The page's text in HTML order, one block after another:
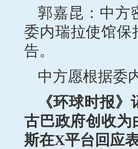
郭嘉昆：中方
委内瑞拉使馆保
告。
中方愿根据委
《环球时报
古巴政府创收为
斯在X平台回应